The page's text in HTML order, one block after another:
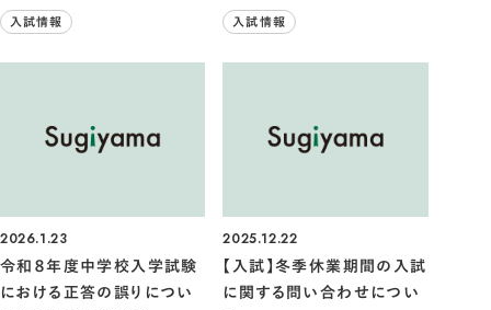
入試情報 入試情報
2026.1.23
令和８年度中学校入学試験
における正答の誤りについ
2025.12.22
【入試】冬季休業期間の入試
に関する問い合わせについ